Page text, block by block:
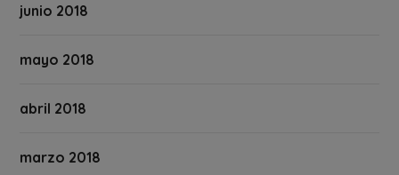
junio 2018
mayo 2018
abril 2018
marzo 2018